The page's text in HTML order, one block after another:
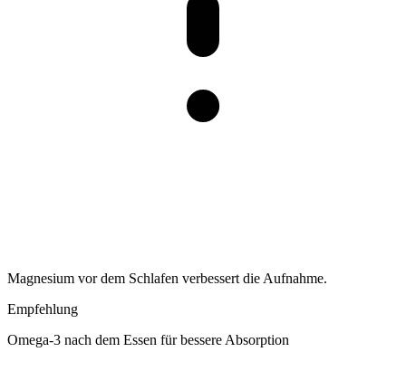
Magnesium vor dem Schlafen verbessert die Aufnahme.
Empfehlung
Omega-3 nach dem Essen für bessere Absorption